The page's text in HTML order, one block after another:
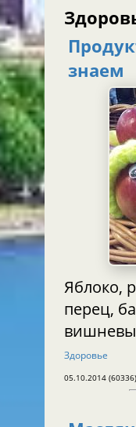
знаем
Яблоко,
перец,
Здоровье
05.10.2014 (60336)